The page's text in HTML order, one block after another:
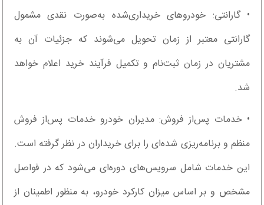
• گارانتی: خودروهای خریداری‌شده به‌صورت نقدی مشمول
گارانتی معتبر از زمان تحویل می‌شوند که جزئیات آن به
مشتریان در زمان ثبت‌نام و تکمیل فرآیند خرید اعلام خواهد
شد.
• خدمات پس‌از فروش: مدیران خودرو خدمات پس‌از فروش
منظم و برنامه‌ریزی شده‌ای را برای خریداران در نظر گرفته است.
این خدمات شامل سرویس‌های دوره‌ای می‌شود که در فواصل
مشخص و بر اساس میزان کارکرد خودرو، به منظور اطمینان از